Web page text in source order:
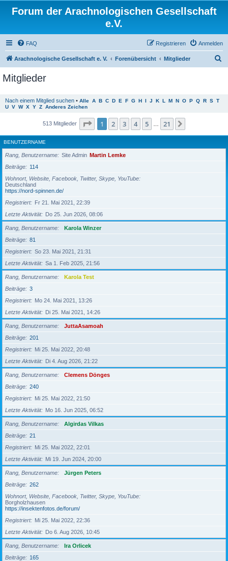
Forum der Arachnologischen Gesellschaft
e.V.
FAQ Anmelden
Registrieren
Arachnologische Gesellschaft e. V. Forenübersicht Mitglieder
Mitglieder
Nach einem Mitglied suchen • Alle A B C D E F G H I J K L M N O P Q R S T
U V W X Y Z Anderes Zeichen
513 Mitglieder Seite 1von 21
1 2 3 4 5 21
BENUTZERNAME
Rang, Benutzername Site Admin Martin Lemke
Beiträge
114
Wohnort, Website, Facebook, Twitter, Skype, YouTube
Deutschland
https://nord-spinnen.de/
Registriert
Fr 21. Mai 2021, 22:39
Letzte Aktivität
Do 25. Jun 2026, 08:06
Rang, Benutzername
Karola Winzer
Beiträge
81
Registriert
So 23. Mai 2021, 21:31
Letzte Aktivität
Sa 1. Feb 2025, 21:56
Rang, Benutzername
Karola Test
Beiträge
3
Registriert
Mo 24. Mai 2021, 13:26
Letzte Aktivität
Di 25. Mai 2021, 14:26
Rang, Benutzername
JuttaAsamoah
Beiträge
201
Registriert
Mi 25. Mai 2022, 20:48
Letzte Aktivität
Di 4. Aug 2026, 21:22
Rang, Benutzername
Clemens Dönges
Beiträge
240
Registriert
Mi 25. Mai 2022, 21:50
Letzte Aktivität
Mo 16. Jun 2025, 06:52
Rang, Benutzername
Algirdas Vilkas
Beiträge
21
Registriert
Mi 25. Mai 2022, 22:01
Letzte Aktivität
Mi 19. Jun 2024, 20:00
Rang, Benutzername
Jürgen Peters
Beiträge
262
Wohnort, Website, Facebook, Twitter, Skype, YouTube
Borgholzhausen
https://insektenfotos.de/forum/
Registriert
Mi 25. Mai 2022, 22:36
Letzte Aktivität
Do 6. Aug 2026, 10:45
Rang, Benutzername
Ira Orlicek
Beiträge
165